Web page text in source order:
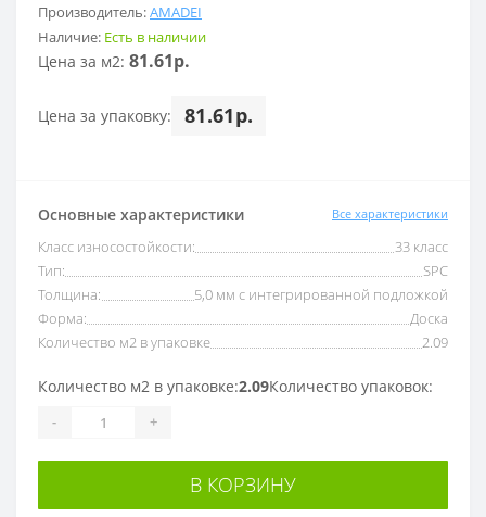
Производитель:AMADEI
Наличие: Есть в наличии
Цена за м2: 81.61р.
Цена за упаковку: 81.61р.
Основные характеристики Все характеристики
Класс износостойкости:
33 класс
Тип:
SPC
Толщина:
5,0 мм с интегрированной подложкой
Форма:
Доска
Количество м2 в упаковке
2.09
Количество м2 в упаковке:2.09Количество упаковок:
- +
В КОРЗИНУ